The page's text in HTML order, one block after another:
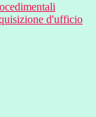
d'ufficio